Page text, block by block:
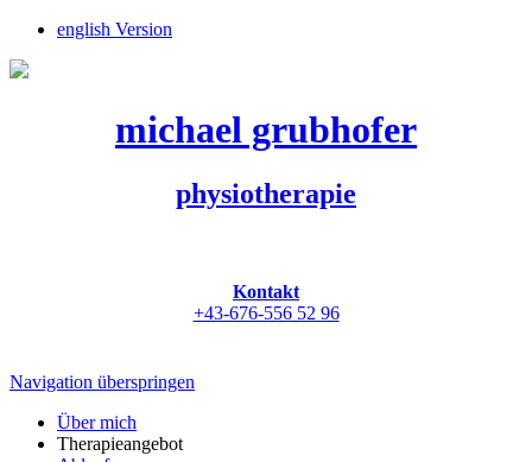
english Version
michael grubhofer
physiotherapie
Kontakt
+43-676-556 52 96
Navigation überspringen
Über mich
Therapieangebot